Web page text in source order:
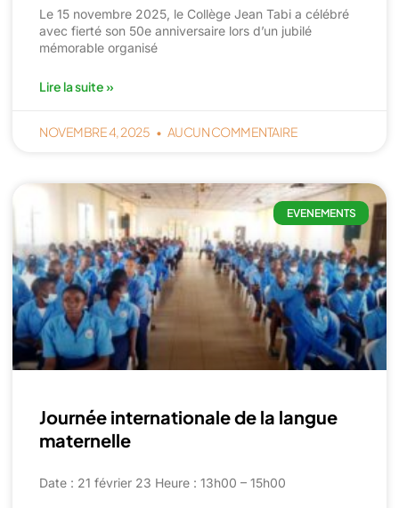
Le 15 novembre 2025, le Collège Jean Tabi a célébré
avec fierté son 50e anniversaire lors d’un jubilé
mémorable organisé
Lire la suite »
NOVEMBRE 4, 2025 AUCUN COMMENTAIRE
EVENEMENTS
Journée internationale de la langue
maternelle
Date : 21 février 23 Heure : 13h00 – 15h00